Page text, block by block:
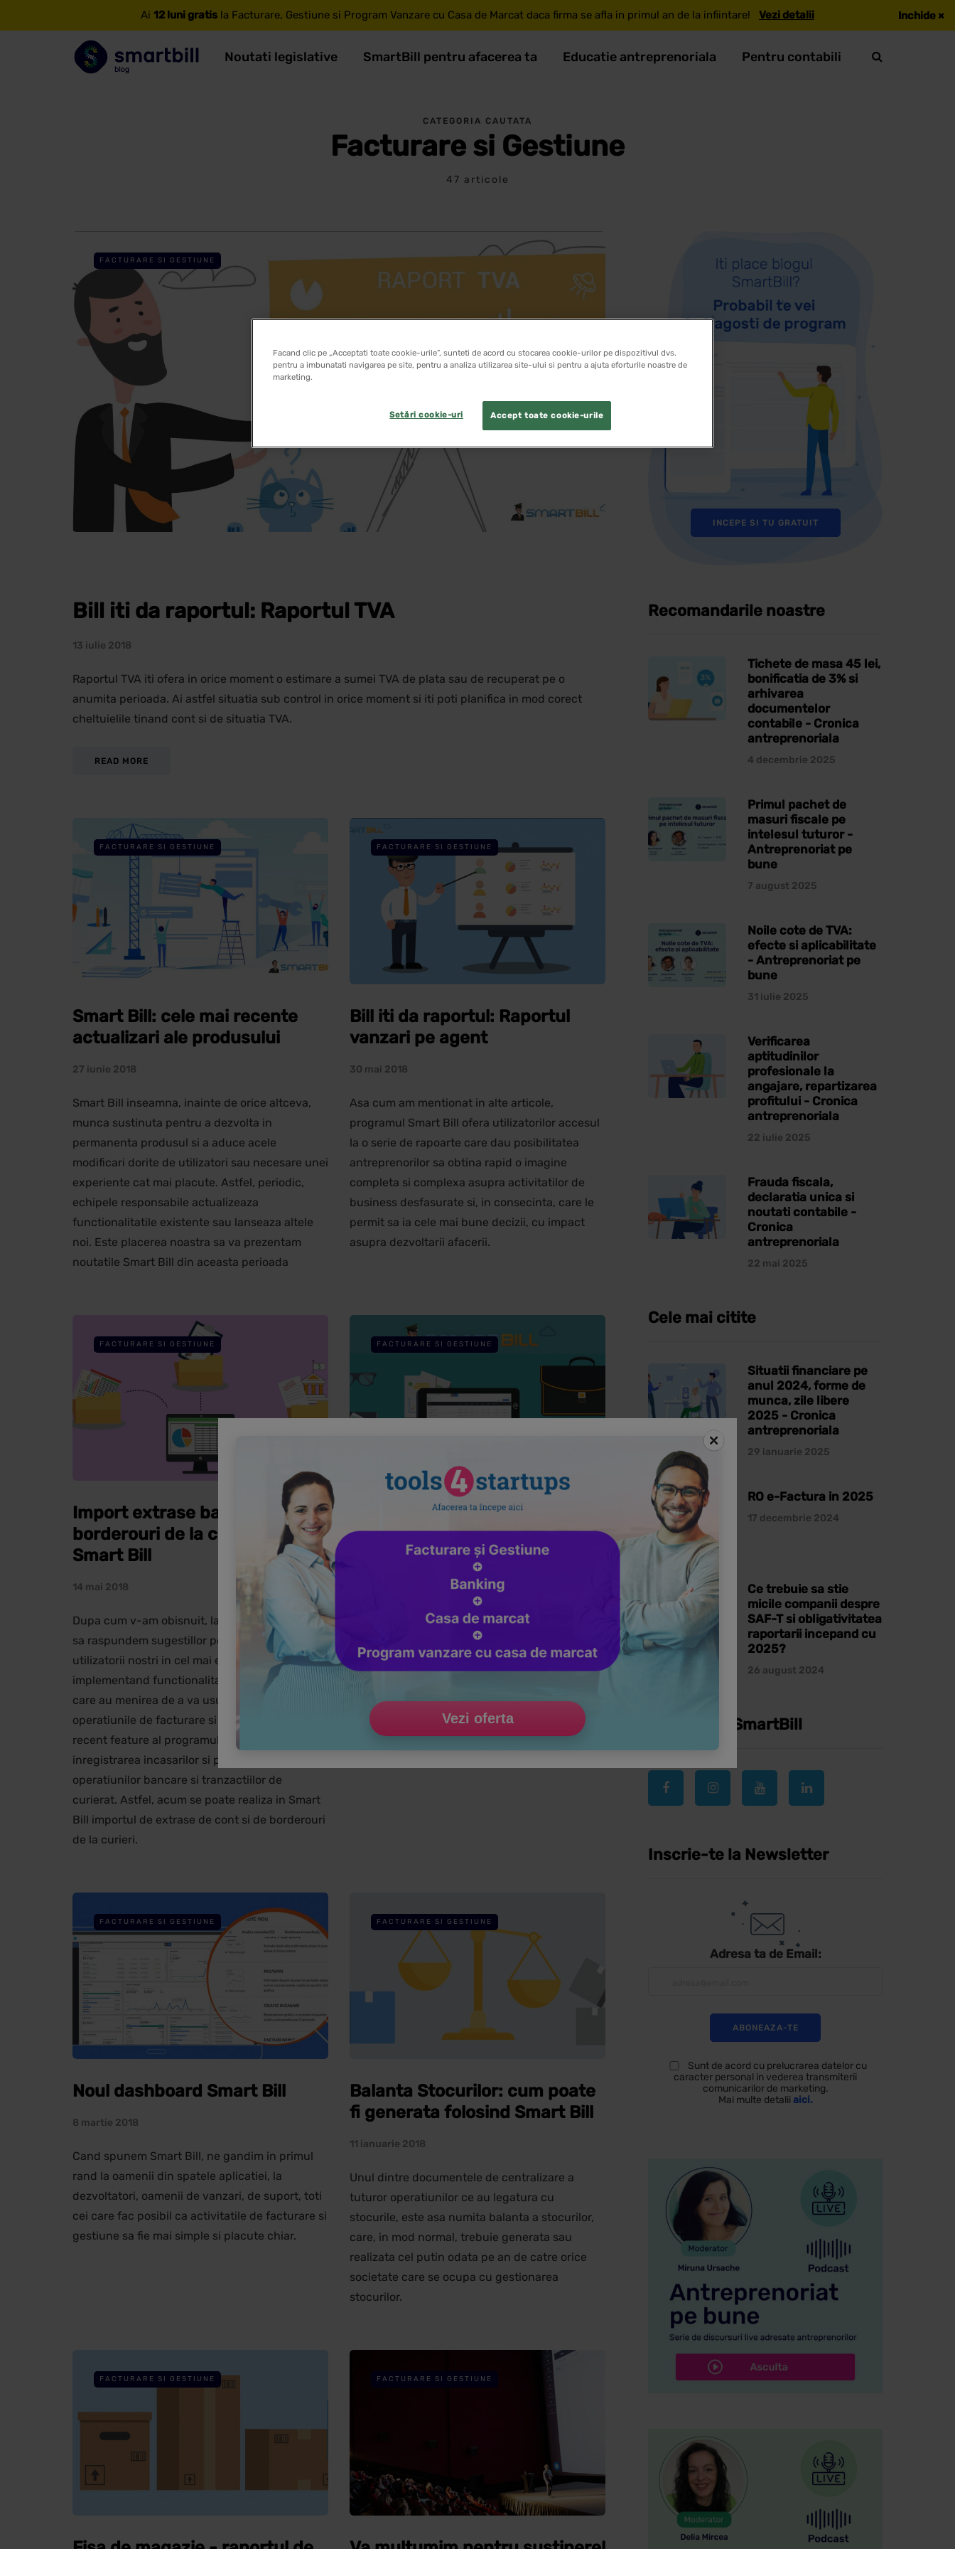
Ai 12 luni gratis la Facturare, Gestiune si Program Vanzare cu Casa de Marcat daca firma se afla in primul an de la infiintare! Vezi detalii Inchide ×
Noutati legislative SmartBill pentru afacerea ta Educatie antreprenoriala Pentru contabili
CATEGORIA CAUTATA
Facturare si Gestiune
47 articole
FACTURARE SI GESTIUNE
Bill iti da raportul: Raportul TVA
13 iulie 2018
Raportul TVA iti ofera in orice moment o estimare a sumei TVA de plata sau de recuperat pe o
anumita perioada. Ai astfel situatia sub control in orice moment si iti poti planifica in mod corect
cheltuielile tinand cont si de situatia TVA.
READ MORE
FACTURARE SI GESTIUNE
Smart Bill: cele mai recente
actualizari ale produsului
27 iunie 2018
Smart Bill inseamna, inainte de orice altceva,
munca sustinuta pentru a dezvolta in
permanenta produsul si a aduce acele
modificari dorite de utilizatori sau necesare unei
experiente cat mai placute. Astfel, periodic,
echipele responsabile actualizeaza
functionalitatile existente sau lanseaza altele
noi. Este placerea noastra sa va prezentam
noutatile Smart Bill din aceasta perioada
FACTURARE SI GESTIUNE
Bill iti da raportul: Raportul
vanzari pe agent
30 mai 2018
Asa cum am mentionat in alte articole,
programul Smart Bill ofera utilizatorilor accesul
la o serie de rapoarte care dau posibilitatea
antreprenorilor sa obtina rapid o imagine
completa si complexa asupra activitatilor de
business desfasurate si, in consecinta, care le
permit sa ia cele mai bune decizii, cu impact
asupra dezvoltarii afacerii.
FACTURARE SI GESTIUNE
Import extrase bancare si
borderouri de la curieri in
Smart Bill
14 mai 2018
Dupa cum v-am obisnuit, la Smart Bill incercam
sa raspundem sugestillor pe care le fac
utilizatorii nostri in cel mai eficient mod posibil:
implementand functionalitati sugerate de voi si
care au menirea de a va usura si mai mult
operatiunile de facturare si gestiune. Cel mai
recent feature al programului Smart Bill implica
inregistrarea incasarilor si platilor aferente
operatiunilor bancare si tranzactiilor de
curierat. Astfel, acum se poate realiza in Smart
Bill importul de extrase de cont si de borderouri
de la curieri.
FACTURARE SI GESTIUNE
Bill iti da raportul: Raportul
vanzari produse
Aplicatia Smart Bill este cu siguranta genul de
produs pe care orice antreprenor ar trebui sa-l
foloseasca. Facturarea si gestiunea stocurilor
devin usoare, spun acest lucru de fiecare data
incercati !
FACTURARE SI GESTIUNE
Noul dashboard Smart Bill
8 martie 2018
Cand spunem Smart Bill, ne gandim in primul
rand la oamenii din spatele aplicatiei, la
dezvoltatori, oamenii de vanzari, de suport, toti
cei care fac posibil ca activitatile de facturare si
gestiune sa fie mai simple si placute chiar.
FACTURARE SI GESTIUNE
Balanta Stocurilor: cum poate
fi generata folosind Smart Bill
11 ianuarie 2018
Unul dintre documentele de centralizare a
tuturor operatiunilor ce au legatura cu
stocurile, este asa numita balanta a stocurilor,
care, in mod normal, trebuie generata sau
realizata cel putin odata pe an de catre orice
societate care se ocupa cu gestionarea
stocurilor.
FACTURARE SI GESTIUNE FACTURARE SI GESTIUNE
INCEPE SI TU GRATUIT
Recomandarile noastre
Tichete de masa 45 lei,
bonificatia de 3% si
arhivarea
documentelor
contabile - Cronica
antreprenoriala
4 decembrie 2025
Primul pachet de
masuri fiscale pe
intelesul tuturor -
Antreprenoriat pe
bune
7 august 2025
Noile cote de TVA:
efecte si aplicabilitate
- Antreprenoriat pe
bune
31 iulie 2025
Verificarea
aptitudinilor
profesionale la
angajare, repartizarea
profitului - Cronica
antreprenoriala
22 iulie 2025
Frauda fiscala,
declaratia unica si
noutati contabile -
Cronica
antreprenoriala
22 mai 2025
Cele mai citite
Situatii financiare pe
anul 2024, forme de
munca, zile libere
2025 - Cronica
antreprenoriala
29 ianuarie 2025
RO e-Factura in 2025
17 decembrie 2024
Ce trebuie sa stie
micile companii despre
SAF-T si obligativitatea
raportarii incepand cu
2025?
26 august 2024
Urmareste SmartBill
Inscrie-te la Newsletter
Adresa ta de Email:
Sunt de acord cu prelucrarea datelor cu
caracter personal in vederea transmiterii
comunicarilor de marketing.
Mai multe detalii aici.
Vezi oferta
Facand clic pe „Acceptati toate cookie-urile”, sunteti de acord cu stocarea cookie-urilor pe dispozitivul dvs.
pentru a imbunatati navigarea pe site, pentru a analiza utilizarea site-ului si pentru a ajuta eforturile noastre de
marketing.
Accept toate cookie-urile
Setări cookie-uri